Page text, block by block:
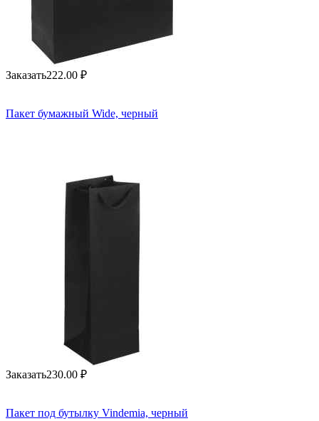
Заказать222.00 ₽
Пакет бумажный Wide, черный
Заказать230.00 ₽
Пакет под бутылку Vindemia, черный